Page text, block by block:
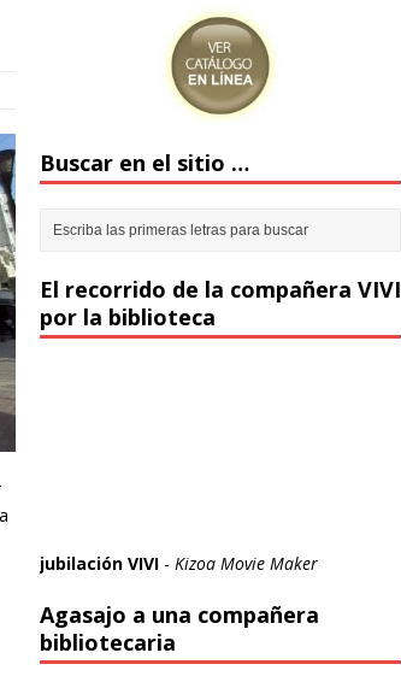
Buscar en el sitio …
El recorrido de la compañera VIVI
por la biblioteca
jubilación VIVI - Kizoa Movie Maker
Agasajo a una compañera
bibliotecaria